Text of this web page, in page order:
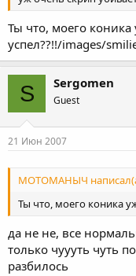
Ты что, моего коника
успел??!!/images/
S Sergomen
Guest
21 Июн 2007
МОТОМАНЫЧ
Ты что, моего коника
да не не, все
только чуууть чуть
разбилось